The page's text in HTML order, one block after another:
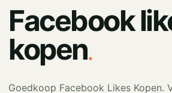
Facebook
kopen.
Goedkoop Facebook Likes Kopen.